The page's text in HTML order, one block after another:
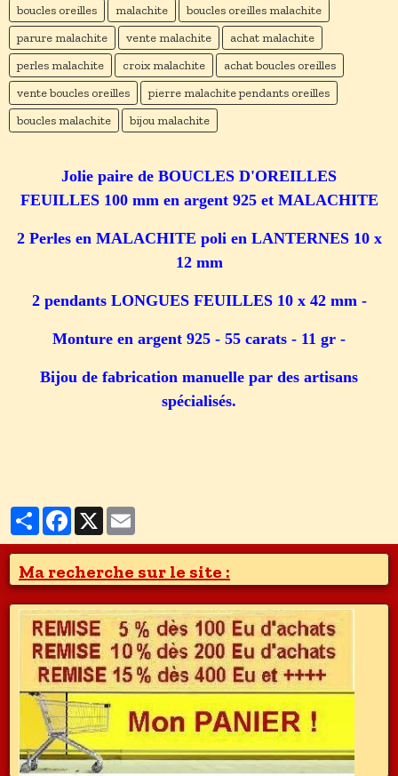
boucles oreilles malachite
boucles oreilles malachite
parure malachite
vente malachite
achat malachite
perles malachite
croix malachite
achat boucles oreilles
vente boucles oreilles
pierre malachite pendants oreilles
boucles malachite
bijou malachite
Jolie paire de BOUCLES D'OREILLES
FEUILLES 100 mm en argent 925 et MALACHITE
2 Perles en MALACHITE poli en LANTERNES 10 x
12 mm
2 pendants LONGUES FEUILLES 10 x 42 mm -
Monture en argent 925 - 55 carats - 11 gr -
Bijou de fabrication manuelle par des artisans
spécialisés.
PartagerFacebook
X
Ma recherche sur le site :